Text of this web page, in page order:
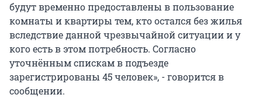
будут временно предоставлены в пользование
комнаты и квартиры тем, кто остался без жилья
вследствие данной чрезвычайной ситуации и у
кого есть в этом потребность. Согласно
уточнённым спискам в подъезде
зарегистрированы 45 человек», - говорится в
сообщении.